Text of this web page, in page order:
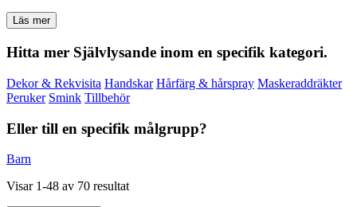
Läs mer
Hitta mer Självlysande inom en specifik kategori.
Dekor & Rekvisita Handskar Hårfärg & hårspray Maskeraddräkter
Peruker Smink Tillbehör
Eller till en specifik målgrupp?
Barn
Visar 1-48 av 70 resultat